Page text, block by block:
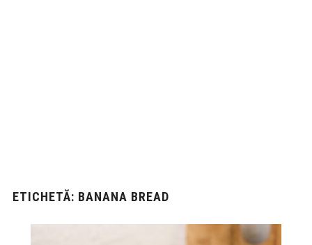
ETICHETĂ: BANANA BREAD